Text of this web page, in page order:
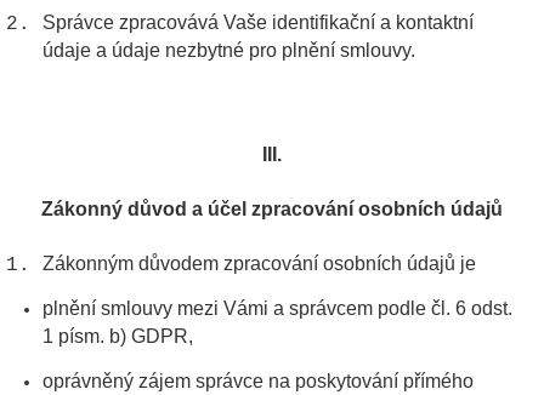
Správce zpracovává Vaše identifikační a kontaktní
údaje a údaje nezbytné pro plnění smlouvy.
III.
Zákonný důvod a účel zpracování osobních údajů
Zákonným důvodem zpracování osobních údajů je
plnění smlouvy mezi Vámi a správcem podle čl. 6 odst.
1 písm. b) GDPR,
oprávněný zájem správce na poskytování přímého